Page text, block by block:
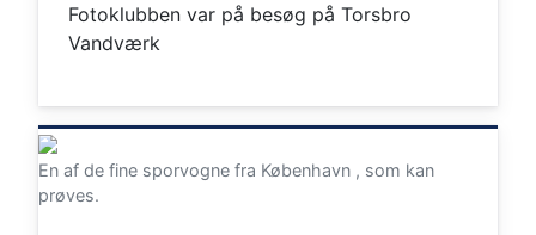
Fotoklubben var på besøg på Torsbro
Vandværk
En af de fine sporvogne fra København , som kan
prøves.